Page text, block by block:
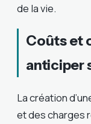
de la vie.
Coûts et
anticiper
La création
et des charges